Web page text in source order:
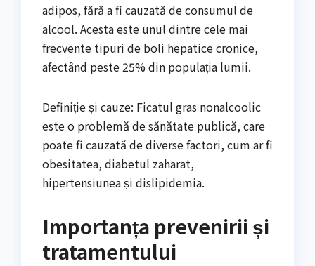
adipos, fără a fi cauzată de consumul de
alcool. Acesta este unul dintre cele mai
frecvente tipuri de boli hepatice cronice,
afectând peste 25% din populația lumii.
Definiție și cauze: Ficatul gras nonalcoolic
este o problemă de sănătate publică, care
poate fi cauzată de diverse factori, cum ar fi
obesitatea, diabetul zaharat,
hipertensiunea și dislipidemia.
Importanța prevenirii și
tratamentului